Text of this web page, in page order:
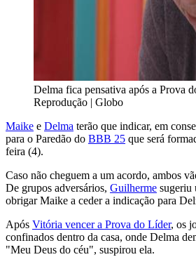
Delma fica pensativa após a Prova
Reprodução | Globo
Maike e Delma terão que indicar, em
para o Paredão do BBB 25 que será
feira (4).
Caso não cheguem a um acordo, ambos
De grupos adversários, Guilherme sugeriu
obrigar Maike a ceder a indicação para
Após Vitória vencer a Prova do Líder, os
confinados dentro da casa, onde Delma
"Meu Deus do céu", suspirou ela.